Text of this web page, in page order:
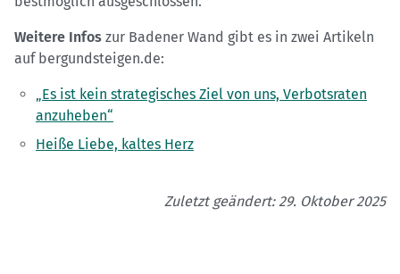
Weitere Infos zur Badener Wand gibt es in zwei Artikeln
auf bergundsteigen.de:
„Es ist kein strategisches Ziel von uns, Verbotsraten
anzuheben“
Heiße Liebe, kaltes Herz
Zuletzt geändert: 29. Oktober 2025